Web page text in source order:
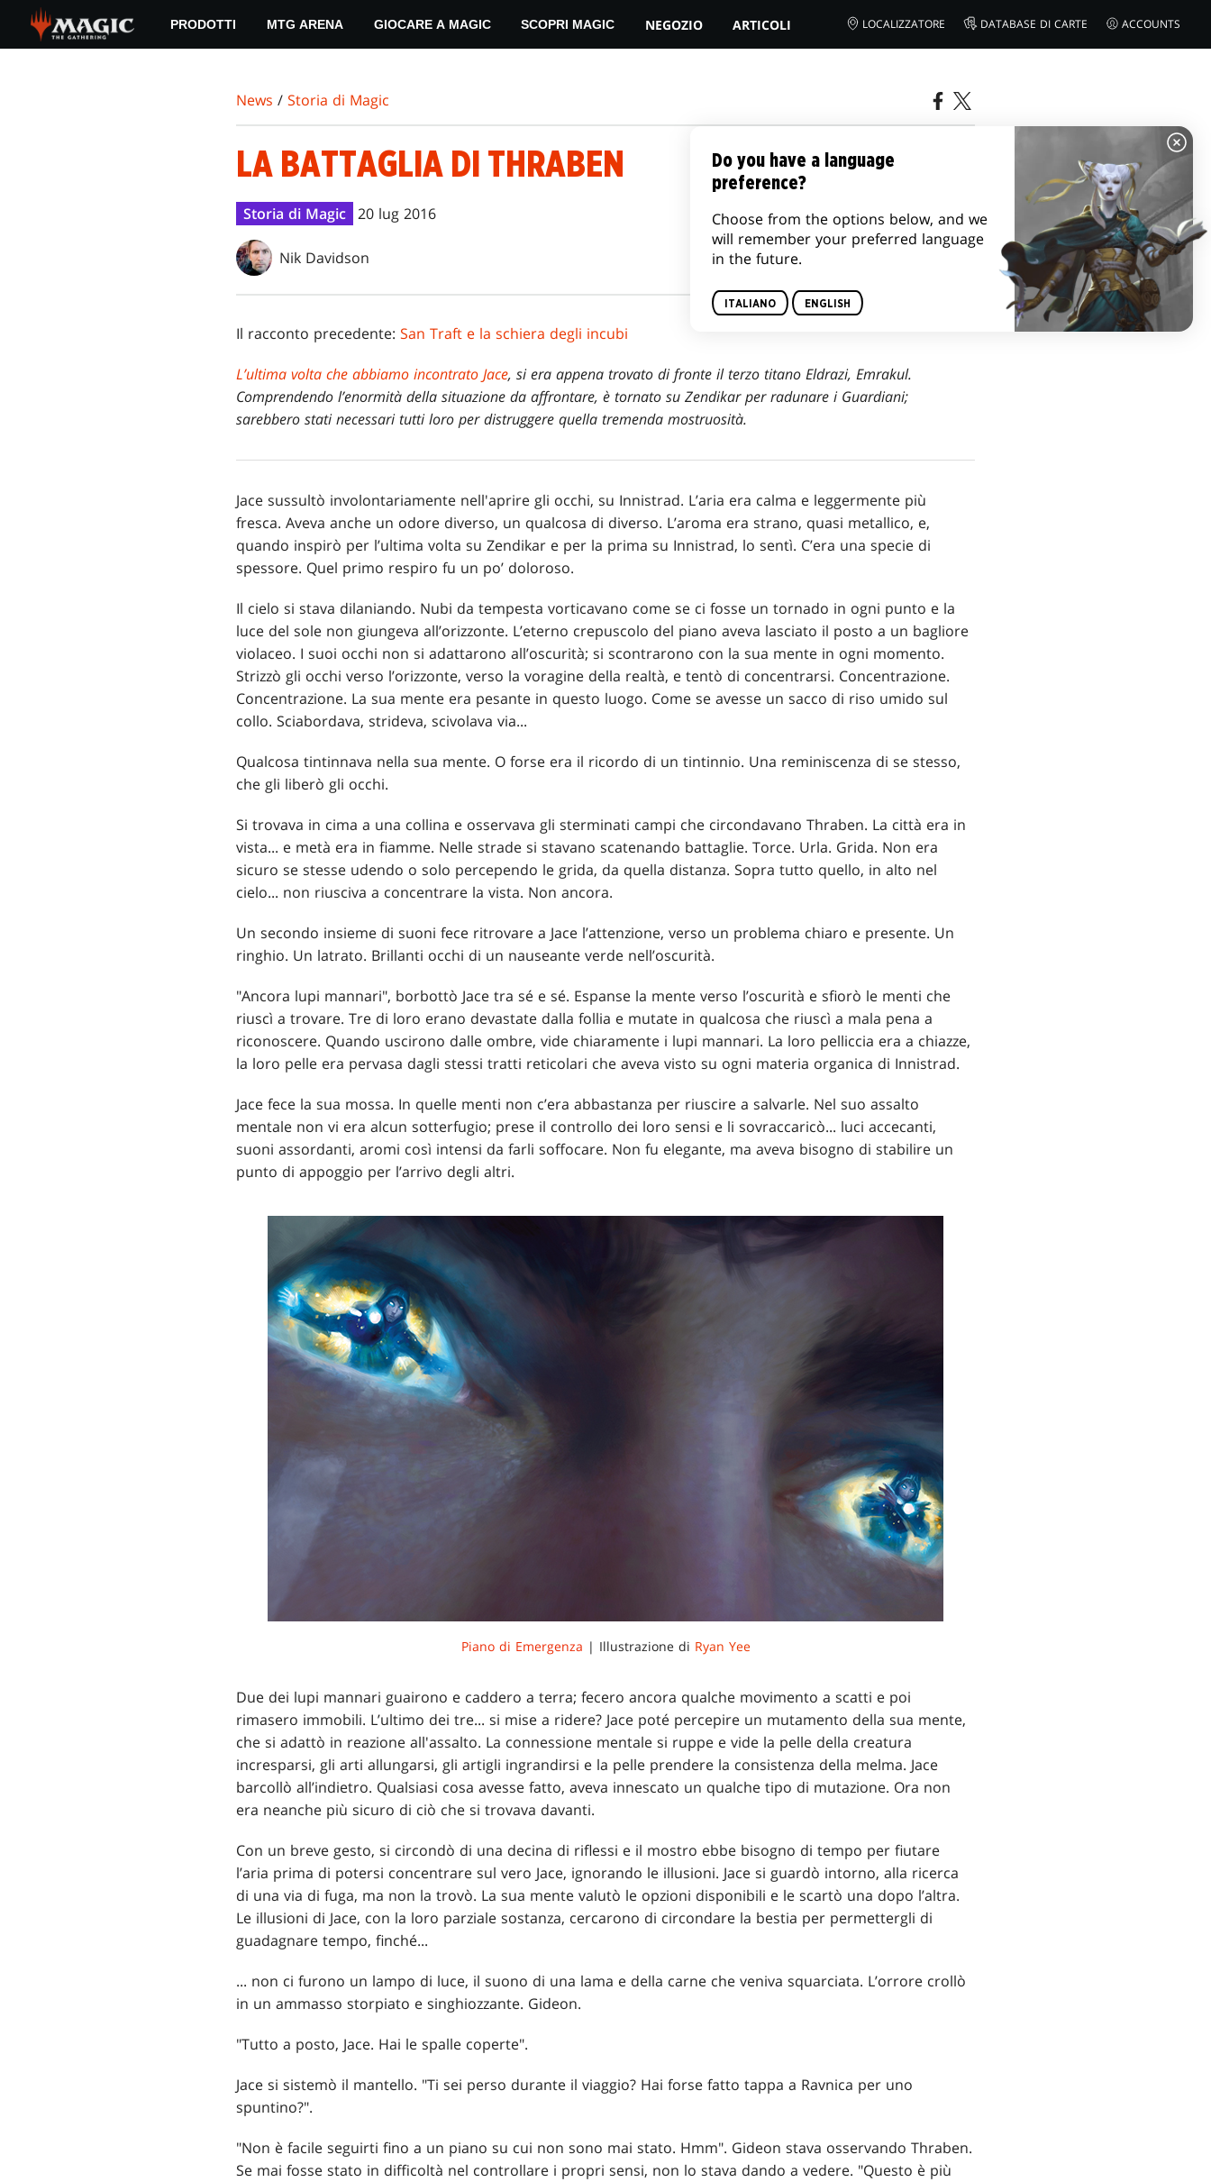
main
PRODOTTI MTG ARENA GIOCARE A MAGIC SCOPRI MAGIC NEGOZIO ARTICOLI LOCALIZZATORE DATABASE DI CARTE ACCOUNTS
News / Storia di Magic
LA BATTAGLIA DI THRABEN
Storia di Magic 20 lug 2016
Nik Davidson
Il racconto precedente: San Traft e la schiera degli incubi
L’ultima volta che abbiamo incontrato Jace, si era appena trovato di fronte il terzo titano Eldrazi, Emrakul.
Comprendendo l’enormità della situazione da affrontare, è tornato su Zendikar per radunare i Guardiani;
sarebbero stati necessari tutti loro per distruggere quella tremenda mostruosità.
Jace sussultò involontariamente nell'aprire gli occhi, su Innistrad. L’aria era calma e leggermente più
fresca. Aveva anche un odore diverso, un qualcosa di diverso. L’aroma era strano, quasi metallico, e,
quando inspirò per l’ultima volta su Zendikar e per la prima su Innistrad, lo sentì. C’era una specie di
spessore. Quel primo respiro fu un po’ doloroso.
Il cielo si stava dilaniando. Nubi da tempesta vorticavano come se ci fosse un tornado in ogni punto e la
luce del sole non giungeva all’orizzonte. L’eterno crepuscolo del piano aveva lasciato il posto a un bagliore
violaceo. I suoi occhi non si adattarono all’oscurità; si scontrarono con la sua mente in ogni momento.
Strizzò gli occhi verso l’orizzonte, verso la voragine della realtà, e tentò di concentrarsi. Concentrazione.
Concentrazione. La sua mente era pesante in questo luogo. Come se avesse un sacco di riso umido sul
collo. Sciabordava, strideva, scivolava via...
Qualcosa tintinnava nella sua mente. O forse era il ricordo di un tintinnio. Una reminiscenza di se stesso,
che gli liberò gli occhi.
Si trovava in cima a una collina e osservava gli sterminati campi che circondavano Thraben. La città era in
vista... e metà era in fiamme. Nelle strade si stavano scatenando battaglie. Torce. Urla. Grida. Non era
sicuro se stesse udendo o solo percependo le grida, da quella distanza. Sopra tutto quello, in alto nel
cielo... non riusciva a concentrare la vista. Non ancora.
Un secondo insieme di suoni fece ritrovare a Jace l’attenzione, verso un problema chiaro e presente. Un
ringhio. Un latrato. Brillanti occhi di un nauseante verde nell’oscurità.
"Ancora lupi mannari", borbottò Jace tra sé e sé. Espanse la mente verso l’oscurità e sfiorò le menti che
riuscì a trovare. Tre di loro erano devastate dalla follia e mutate in qualcosa che riuscì a mala pena a
riconoscere. Quando uscirono dalle ombre, vide chiaramente i lupi mannari. La loro pelliccia era a chiazze,
la loro pelle era pervasa dagli stessi tratti reticolari che aveva visto su ogni materia organica di Innistrad.
Jace fece la sua mossa. In quelle menti non c’era abbastanza per riuscire a salvarle. Nel suo assalto
mentale non vi era alcun sotterfugio; prese il controllo dei loro sensi e li sovraccaricò... luci accecanti,
suoni assordanti, aromi così intensi da farli soffocare. Non fu elegante, ma aveva bisogno di stabilire un
punto di appoggio per l’arrivo degli altri.
Piano di Emergenza | Illustrazione di Ryan Yee
Due dei lupi mannari guairono e caddero a terra; fecero ancora qualche movimento a scatti e poi
rimasero immobili. L’ultimo dei tre... si mise a ridere? Jace poté percepire un mutamento della sua mente,
che si adattò in reazione all'assalto. La connessione mentale si ruppe e vide la pelle della creatura
incresparsi, gli arti allungarsi, gli artigli ingrandirsi e la pelle prendere la consistenza della melma. Jace
barcollò all’indietro. Qualsiasi cosa avesse fatto, aveva innescato un qualche tipo di mutazione. Ora non
era neanche più sicuro di ciò che si trovava davanti.
Con un breve gesto, si circondò di una decina di riflessi e il mostro ebbe bisogno di tempo per fiutare
l’aria prima di potersi concentrare sul vero Jace, ignorando le illusioni. Jace si guardò intorno, alla ricerca
di una via di fuga, ma non la trovò. La sua mente valutò le opzioni disponibili e le scartò una dopo l’altra.
Le illusioni di Jace, con la loro parziale sostanza, cercarono di circondare la bestia per permettergli di
guadagnare tempo, finché...
... non ci furono un lampo di luce, il suono di una lama e della carne che veniva squarciata. L’orrore crollò
in un ammasso storpiato e singhiozzante. Gideon.
"Tutto a posto, Jace. Hai le spalle coperte".
Jace si sistemò il mantello. "Ti sei perso durante il viaggio? Hai forse fatto tappa a Ravnica per uno
spuntino?".
"Non è facile seguirti fino a un piano su cui non sono mai stato. Hmm". Gideon stava osservando Thraben.
Se mai fosse stato in difficoltà nel controllare i propri sensi, non lo stava dando a vedere. "Questo è più
Do you have a language
preference?
Choose from the options below, and we
will remember your preferred language
in the future.
ITALIANO ENGLISH